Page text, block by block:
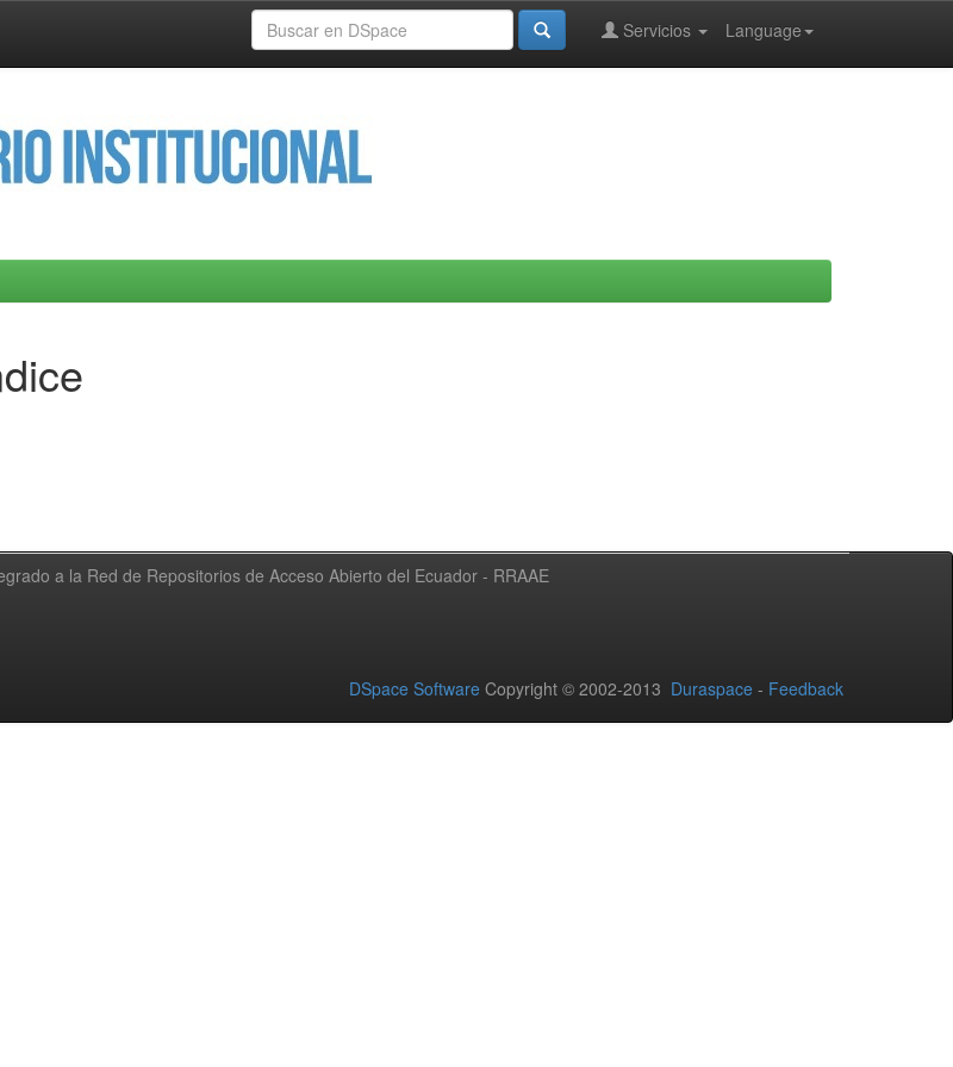
Language
Servicios
a la Red de Repositorios de Acceso Abierto del Ecuador - RRAAE
DSpace Software Copyright © 2002-2013 Duraspace - Feedback